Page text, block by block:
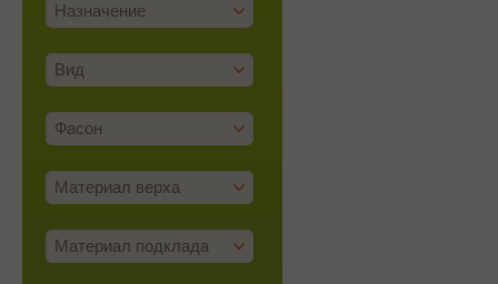
Назначение
Вид
Фасон
Материал верха
Материал подклада